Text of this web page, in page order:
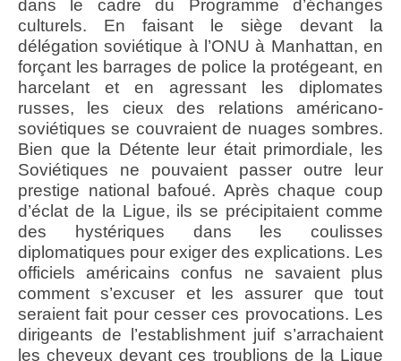
dans le cadre du Programme d’échanges
culturels. En faisant le siège devant la
délégation soviétique à l’ONU à Manhattan, en
forçant les barrages de police la protégeant, en
harcelant et en agressant les diplomates
russes, les cieux des relations américano-
soviétiques se couvraient de nuages sombres.
Bien que la Détente leur était primordiale, les
Soviétiques ne pouvaient passer outre leur
prestige national bafoué. Après chaque coup
d’éclat de la Ligue, ils se précipitaient comme
des hystériques dans les coulisses
diplomatiques pour exiger des explications. Les
officiels américains confus ne savaient plus
comment s’excuser et les assurer que tout
seraient fait pour cesser ces provocations. Les
dirigeants de l’establishment juif s’arrachaient
les cheveux devant ces troublions de la Ligue